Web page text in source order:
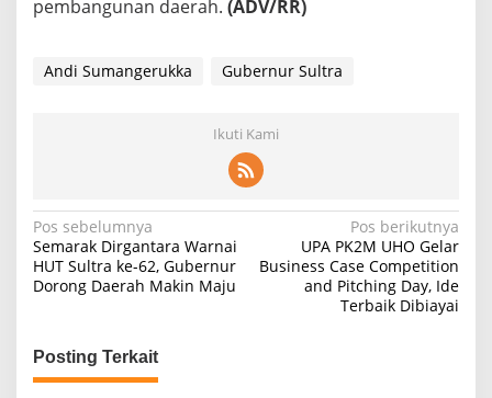
pembangunan daerah. (ADV/RR)
Andi Sumangerukka Gubernur Sultra
Ikuti Kami
N
a
v
g
a
Pos sebelumnya
Semarak Dirgantara Warnai
HUT Sultra ke-62, Gubernur
Dorong Daerah Makin Maju
Pos berikutnya
UPA PK2M UHO Gelar
Business Case Competition
and Pitching Day, Ide
Terbaik Dibiayai
Posting Terkait